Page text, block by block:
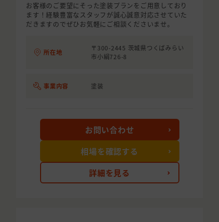
お客様のご要望にそった塗装プランをご用意しており
ます！経験豊富なスタッフが誠心誠意対応させていた
だきますのでぜひお気軽にご相談くださいませ。
所在地
〒300-2445 茨城県つくばみらい
市小絹726-8
事業内容 塗装
詳細を見る
お問い合わせ
相場を確認する